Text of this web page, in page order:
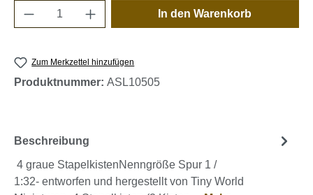
Produkt Anzahl: Gib den gewünschten
In den Warenkorb
Zum Merkzettel hinzufügen
Produktnummer: ASL10505
Beschreibung
4 graue StapelkistenNenngröße Spur 1 /
1:32- entworfen und hergestellt von Tiny World